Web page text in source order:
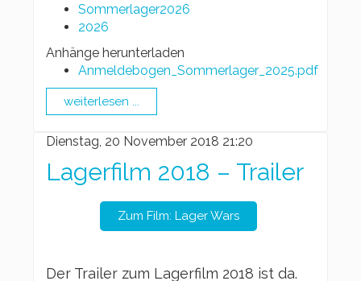
Sommerlager2026
2026
Anhänge herunterladen
Anmeldebogen_Sommerlager_2025.pdf
weiterlesen ...
Dienstag, 20 November 2018 21:20
Lagerfilm 2018 – Trailer
Zum Film: Lager Wars
Der Trailer zum Lagerfilm 2018 ist da.